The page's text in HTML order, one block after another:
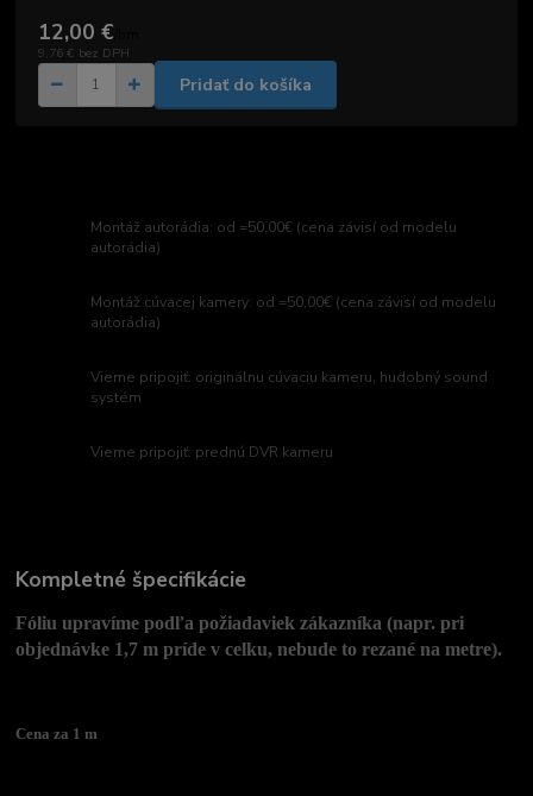
12,00 €
9,76 € bez DPH
Pridať do košíka
Montáž autorádia: od =50,00€ (cena závisí od modelu
autorádia)
Montáž cúvacej kamery: od =50,00€ (cena závisí od modelu
autorádia)
Vieme pripojiť: originálnu cúvaciu kameru, hudobný sound
systém
Vieme pripojiť: prednú DVR kameru
Kompletné špecifikácie
Fóliu upravíme podľa požiadaviek zákazníka (napr. pri
objednávke 1,7 m príde v celku, nebude to rezané na metre).
Cena za 1 m